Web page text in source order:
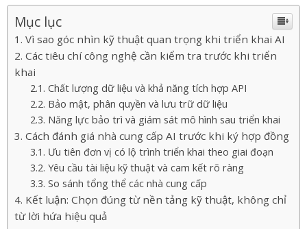
Mục lục
Vì sao góc nhìn kỹ thuật quan trọng khi triển khai AI
Các tiêu chí công nghệ cần kiểm tra trước khi triển
khai
Chất lượng dữ liệu và khả năng tích hợp API
Bảo mật, phân quyền và lưu trữ dữ liệu
Năng lực bảo trì và giám sát mô hình sau triển khai
Cách đánh giá nhà cung cấp AI trước khi ký hợp đồng
Ưu tiên đơn vị có lộ trình triển khai theo giai đoạn
Yêu cầu tài liệu kỹ thuật và cam kết rõ ràng
So sánh tổng thể các nhà cung cấp
Kết luận: Chọn đúng từ nền tảng kỹ thuật, không chỉ
từ lời hứa hiệu quả